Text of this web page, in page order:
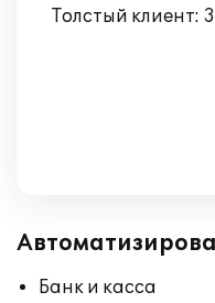
Толстый клиент: 3
Банк и касса